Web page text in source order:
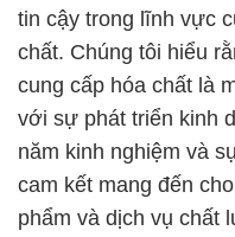
tin cậy trong lĩnh vực
chất. Chúng tôi hiểu
cung cấp hóa chất là
với sự phát triển kinh
năm kinh nghiệm và
cam kết mang đến
phẩm và dịch vụ chất